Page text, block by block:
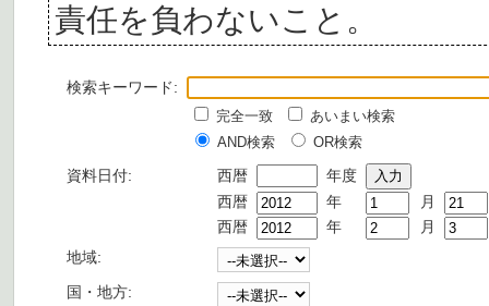
責任を負わないこと。
検索キーワード:
完全一致
あいまい検索
AND検索
OR検索
資料日付: 西暦
年度
西暦
年
月
西暦
年
月
地域:
国・地方: